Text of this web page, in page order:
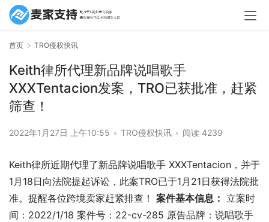
首页 TRO侵权快讯
Keith律所代理新品牌说唱歌手
XXXTentacion发案，TRO已获批准，赶紧
筛查！
2022年1月27日 上午10:55 • TRO侵权快讯 • 阅读 4239
Keith律所近期代理了新品牌说唱歌手 XXXTentacion，并于
1月18日向法院提起诉讼，此案TRO已于1月21日获得法院批
准。提醒各位跨境卖家赶紧排查！ 案件基本信息： 立案时
间：2022/1/18 案件号：22-cv-285 原告品牌：说唱歌手